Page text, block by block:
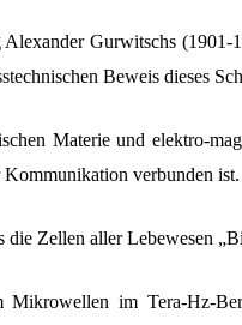
Gurwitschs (1901-
Beweis dieses
Materie und elektro-
Kommunikation verbunden ist.
die Zellen aller Lebewesen
im Tera-Hz-